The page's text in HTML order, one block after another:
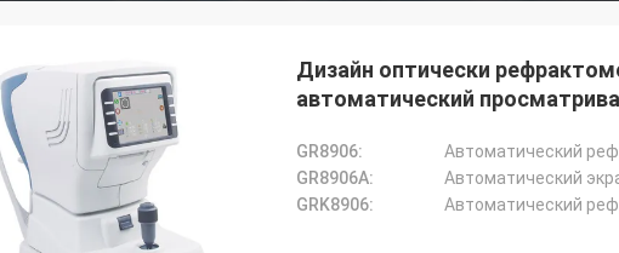
Дизайн оптически
автоматический
GR8906:
Автоматический
GR8906A:
Автоматический
GRK8906:
Автоматический